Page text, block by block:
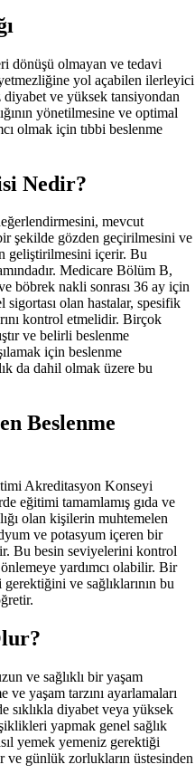
dönüşü olmayan ve tedavi
yol açabilen ilerleyici
ve yüksek tansiyondan
yönetilmesine ve optimal
olmak için tıbbi beslenme
Nedir?
mevcut
şekilde gözden geçirilmesini ve
geliştirilmesini içerir. Bu
Medicare Bölüm B,
böbrek nakli sonrası 36 ay için
sigortası olan hastalar, spesifik
kontrol etmelidir. Birçok
ve belirli beslenme
için beslenme
da dahil olmak üzere bu
Beslenme
Akreditasyon Konseyi
eğitimi tamamlamış gıda ve
olan kişilerin muhtemelen
ve potasyum içeren bir
Bu besin seviyelerini kontrol
yardımcı olabilir. Bir
ve sağlıklarının bu
ve sağlıklı bir yaşam
yaşam tarzını ayarlamaları
sıklıkla diyabet veya yüksek
yapmak genel sağlık
yemek yemeniz gerektiği
ve günlük zorlukların üstesinden